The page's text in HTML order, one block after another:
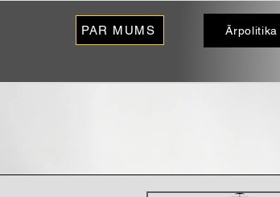
PAR MUMS Ārpolitika